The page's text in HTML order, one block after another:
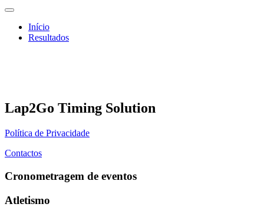
Início
Resultados
Lap2Go Timing Solution
Política de Privacidade
Contactos
Cronometragem de eventos
Atletismo